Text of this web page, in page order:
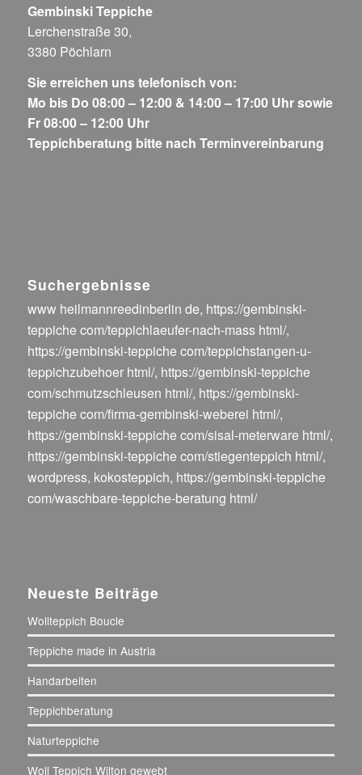
Gembinski Teppiche
Lerchenstraße 30,
3380 Pöchlarn
Sie erreichen uns telefonisch von:
Mo bis Do 08:00 – 12:00 & 14:00 – 17:00 Uhr sowie
Fr 08:00 – 12:00 Uhr
Teppichberatung bitte nach Terminvereinbarung
Suchergebnisse
www heilmannreedinberlin de, https://gembinski-
teppiche com/teppichlaeufer-nach-mass html/,
https://gembinski-teppiche com/teppichstangen-u-
teppichzubehoer html/, https://gembinski-teppiche
com/schmutzschleusen html/, https://gembinski-
teppiche com/firma-gembinski-weberei html/,
https://gembinski-teppiche com/sisal-meterware html/,
https://gembinski-teppiche com/stiegenteppich html/,
wordpress, kokosteppich, https://gembinski-teppiche
com/waschbare-teppiche-beratung html/
Neueste Beiträge
Wollteppich Boucle
Teppiche made in Austria
Handarbeiten
Teppichberatung
Naturteppiche
Woll Teppich Wilton gewebt